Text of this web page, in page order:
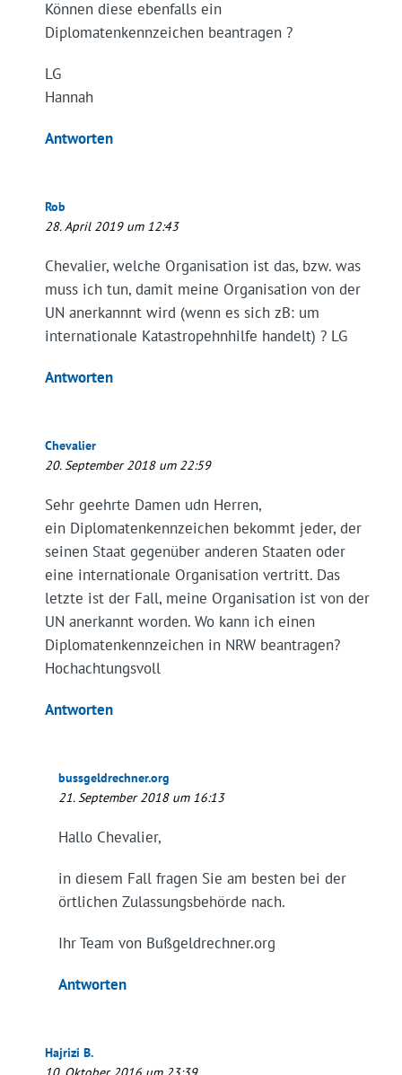
Können diese ebenfalls ein
Diplomatenkennzeichen beantragen ?
LG
Hannah
Antworten
Rob
28. April 2019 um 12:43
Chevalier, welche Organisation ist das, bzw. was
muss ich tun, damit meine Organisation von der
UN anerkannnt wird (wenn es sich zB: um
internationale Katastropehnhilfe handelt) ? LG
Antworten
Chevalier
20. September 2018 um 22:59
Sehr geehrte Damen udn Herren,
ein Diplomatenkennzeichen bekommt jeder, der
seinen Staat gegenüber anderen Staaten oder
eine internationale Organisation vertritt. Das
letzte ist der Fall, meine Organisation ist von der
UN anerkannt worden. Wo kann ich einen
Diplomatenkennzeichen in NRW beantragen?
Hochachtungsvoll
Antworten
bussgeldrechner.org
21. September 2018 um 16:13
Hallo Chevalier,
in diesem Fall fragen Sie am besten bei der
örtlichen Zulassungsbehörde nach.
Ihr Team von Bußgeldrechner.org
Antworten
Hajrizi B.